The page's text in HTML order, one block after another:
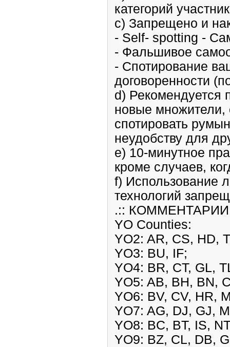
категорий
c) Запрещено и
- Self- spotting -
- Фальшивое
- Спотирование
договоренности
d) Рекомендуется
новые множители,
спотировать
неудобству для
e) 10-минутное
кроме случаев,
f) Использование
технологий
.:: КОММЕНТАРИИ
YO Counties:
YO2: AR, CS, HD,
YO3: BU, IF;
YO4: BR, CT, GL,
YO5: AB, BH, BN,
YO6: BV, CV, HR,
YO7: AG, DJ, GJ,
YO8: BC, BT, IS,
YO9: BZ, CL, DB,